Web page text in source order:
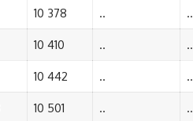
10 378 .. ..
10 410 .. ..
10 442 .. ..
10 501 .. ..